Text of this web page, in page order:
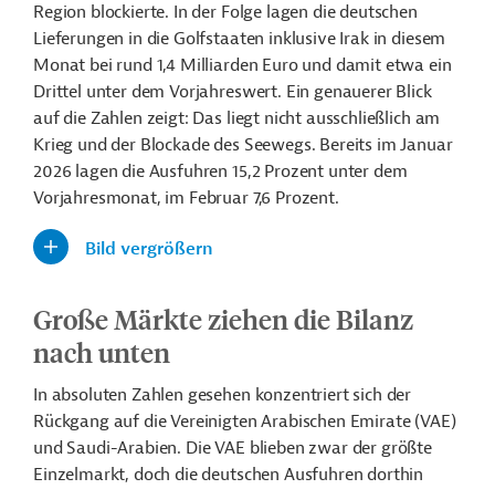
Region blockierte. In der Folge lagen die deutschen
Lieferungen in die Golfstaaten inklusive Irak in diesem
Monat bei rund 1,4 Milliarden Euro und damit etwa ein
Drittel unter dem Vorjahreswert. Ein genauerer Blick
auf die Zahlen zeigt: Das liegt nicht ausschließlich am
Krieg und der Blockade des Seewegs. Bereits im Januar
2026 lagen die Ausfuhren 15,2 Prozent unter dem
Vorjahresmonat, im Februar 7,6 Prozent.
Bild vergrößern
Große Märkte ziehen die Bilanz
nach unten
In absoluten Zahlen gesehen konzentriert sich der
Rückgang auf die Vereinigten Arabischen Emirate (VAE)
und Saudi-Arabien. Die VAE blieben zwar der größte
Einzelmarkt, doch die deutschen Ausfuhren dorthin